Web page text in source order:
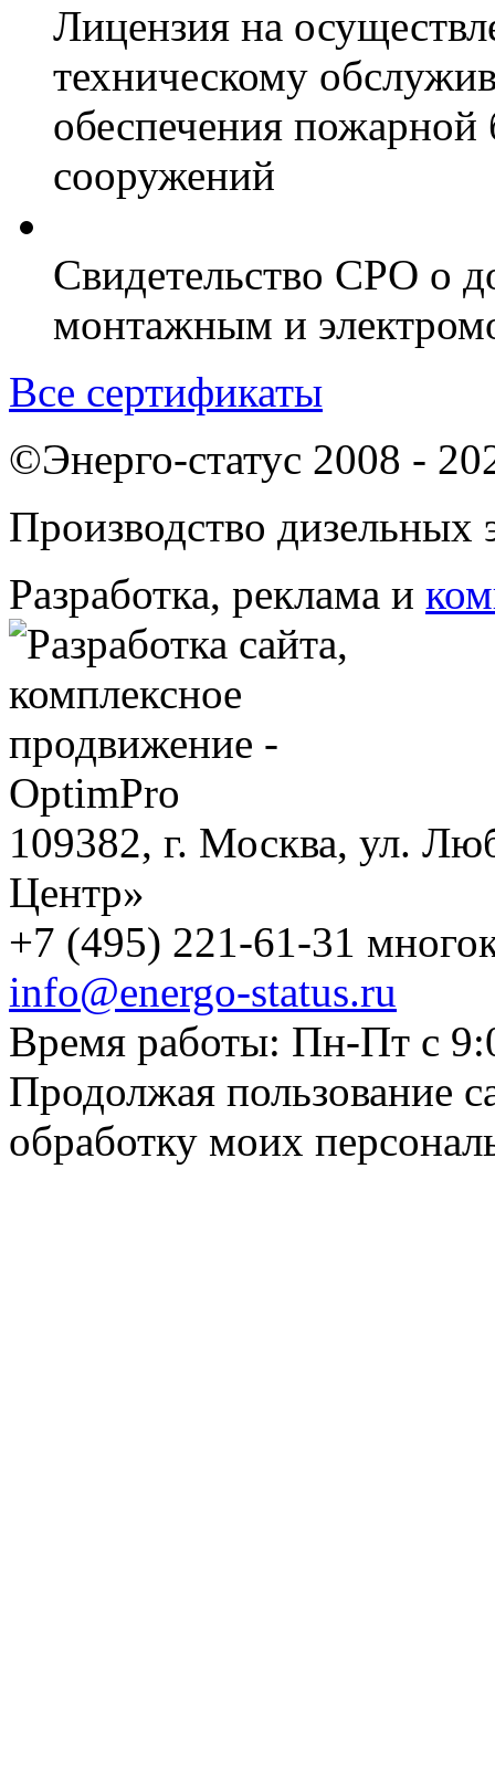
Лицензия на
техническому
обеспечения пожарной
сооружений
Свидетельство СРО о
монтажным и
Все сертификаты
©Энерго-статус 2008 -
Производство дизельных
Разработка, реклама и
109382, г. Москва, ул.
Центр»
+7 (495) 221-61-31
info@energo-status.ru
Время работы: Пн-Пт с
Продолжая пользование
обработку моих